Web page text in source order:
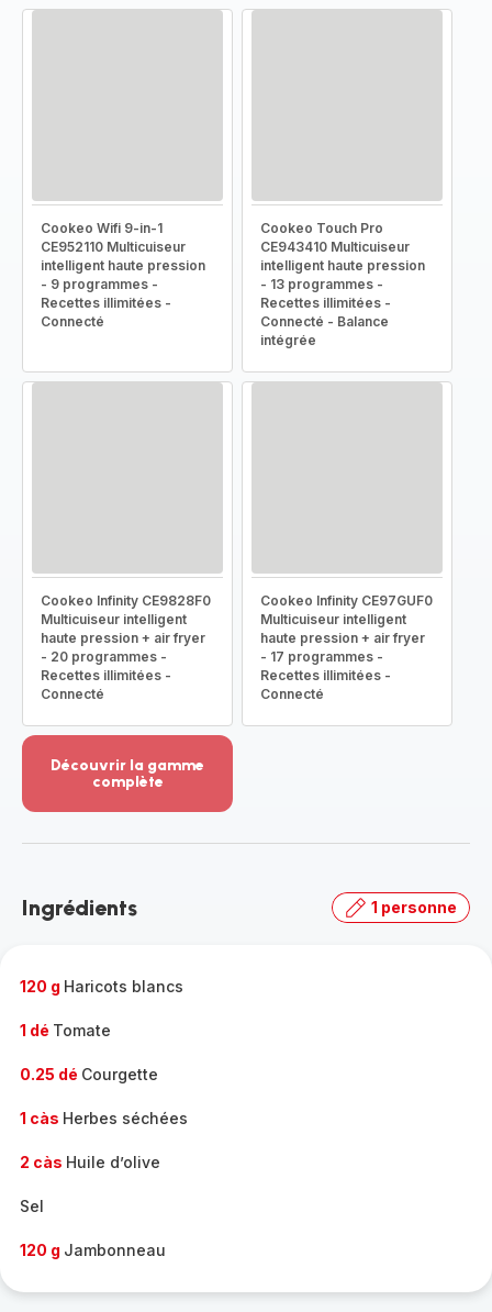
Cookeo Wifi 9-in-1
CE952110 Multicuiseur
intelligent haute pression
- 9 programmes -
Recettes illimitées -
Connecté
Cookeo Touch Pro
CE943410 Multicuiseur
intelligent haute pression
- 13 programmes -
Recettes illimitées -
Connecté - Balance
intégrée
Cookeo Infinity CE9828F0
Multicuiseur intelligent
haute pression + air fryer
- 20 programmes -
Recettes illimitées -
Connecté
Cookeo Infinity CE97GUF0
Multicuiseur intelligent
haute pression + air fryer
- 17 programmes -
Recettes illimitées -
Connecté
Découvrir la gamme
complète
-
gamme
Ingrédients 1 personne
120 g Haricots blancs
1 dé Tomate
0.25 dé Courgette
1 càs Herbes séchées
2 càs Huile d’olive
Sel
120 g Jambonneau